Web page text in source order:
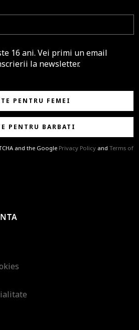
16 ani. Vei primi un email
la newsletter.
PENTRU FEMEI
PENTRU BARBATI
and the Google Privacy Policy and Terms of
tendinte in moda!